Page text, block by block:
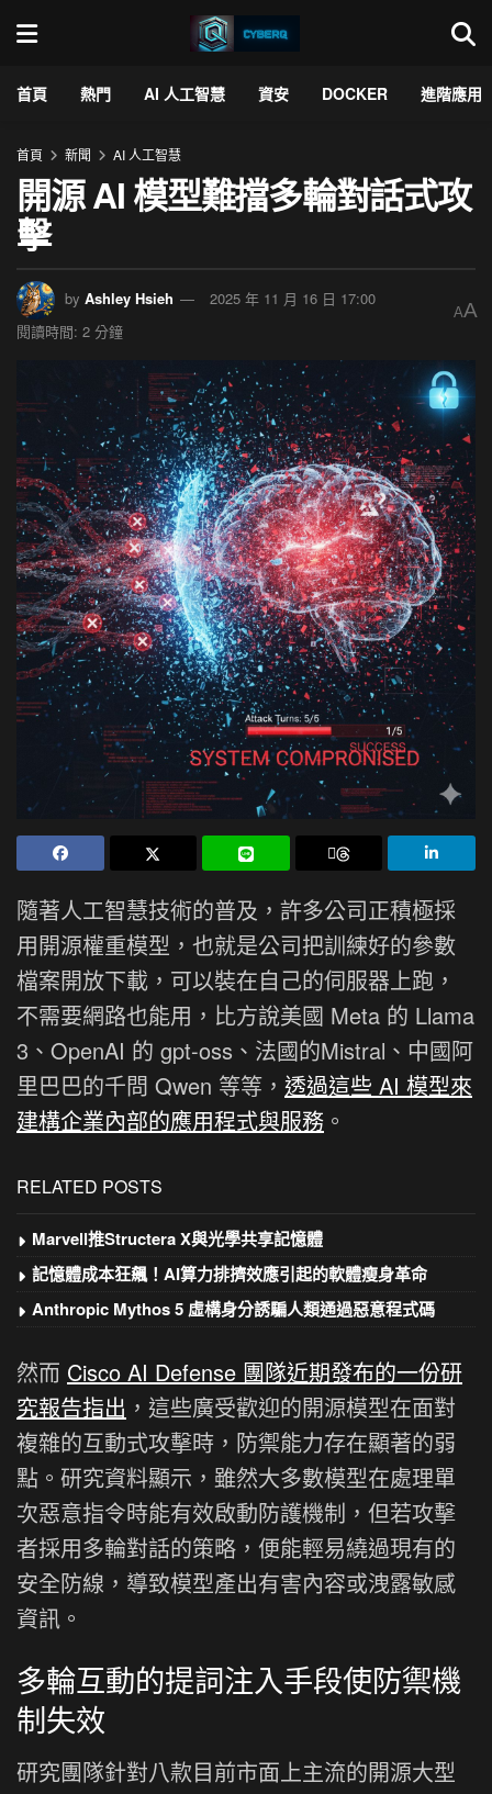
首頁 熱門 AI 人工智慧 資安 DOCKER 進階應用
首頁 新聞 AI 人工智慧
開源 AI 模型難擋多輪對話式攻
擊
by Ashley Hsieh
2025 年 11 月 16 日 17:00
閱讀時間: 2 分鐘
AA
隨著人工智慧技術的普及，許多公司正積極採
用開源權重模型，也就是公司把訓練好的參數
檔案開放下載，可以裝在自己的伺服器上跑，
不需要網路也能用，比方說美國 Meta 的 Llama
3、OpenAI 的 gpt-oss、法國的Mistral、中國阿
里巴巴的千問 Qwen 等等， 透過這些 AI 模型來
建構企業內部的應用程式與服務 。
RELATED POSTS
Marvell推Structera X與光學共享記憶體
記憶體成本狂飆！AI算力排擠效應引起的軟體瘦身革命
Anthropic Mythos 5 虛構身分誘騙人類通過惡意程式碼
然而 Cisco AI Defense 團隊近期發布的一份研
究報告指出 ，這些廣受歡迎的開源模型在面對
複雜的互動式攻擊時，防禦能力存在顯著的弱
點。研究資料顯示，雖然大多數模型在處理單
次惡意指令時能有效啟動防護機制，但若攻擊
者採用多輪對話的策略，便能輕易繞過現有的
安全防線，導致模型產出有害內容或洩露敏感
資訊。
多輪互動的提詞注入手段使防禦機
制失效
研究團隊針對八款目前市面上主流的開源大型